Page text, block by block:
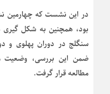
در این نشست که چهارمین
بود، همچنین به شکل
سنگلج در دوران پهلوی و
ضمن این بررسی، وضعیت
مطالعه قرار گرفت.